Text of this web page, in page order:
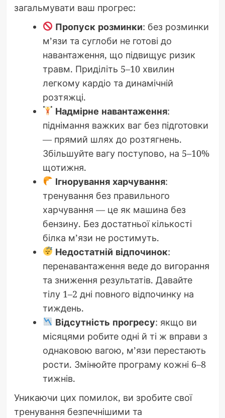
загальмувати ваш прогрес:
Пропуск розминки: без розминки
м’язи та суглоби не готові до
навантаження, що підвищує ризик
травм. Приділіть 5–10 хвилин
легкому кардіо та динамічній
розтяжці.
Надмірне навантаження:
піднімання важких ваг без підготовки
— прямий шлях до розтягнень.
Збільшуйте вагу поступово, на 5–10%
щотижня.
Ігнорування харчування:
тренування без правильного
харчування — це як машина без
бензину. Без достатньої кількості
білка м’язи не ростимуть.
Недостатній відпочинок:
перенавантаження веде до вигорання
та зниження результатів. Давайте
тілу 1–2 дні повного відпочинку на
тиждень.
Відсутність прогресу: якщо ви
місяцями робите одні й ті ж вправи з
однаковою вагою, м’язи перестають
рости. Змінюйте програму кожні 6–8
тижнів.
Уникаючи цих помилок, ви зробите свої
тренування безпечнішими та